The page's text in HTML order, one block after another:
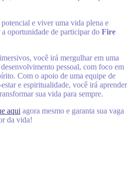
potencial e viver uma vida plena e
oportunidade de participar do Fire
você irá mergulhar em uma
pessoal, com foco em
Com o apoio de uma equipe de
e espiritualidade, você irá aprender
sua vida para sempre.
aqui agora mesmo e garanta sua vaga
da vida!